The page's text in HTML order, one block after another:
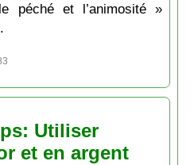
péché et l’animosité »
Utiliser
et en argent